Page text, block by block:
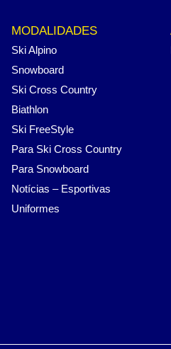
MODALIDADES
Ski Alpino
Snowboard
Ski Cross Country
Biathlon
Ski FreeStyle
Para Ski Cross Country
Para Snowboard
Notícias – Esportivas
Uniformes